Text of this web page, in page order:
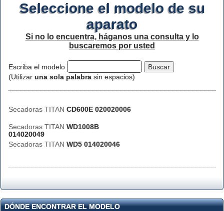
Seleccione el modelo de su
aparato
Si no lo encuentra, háganos una consulta y lo
buscaremos por usted
Escriba el modelo
(Utilizar una sola palabra sin espacios)
Secadoras TITAN CD600E 020020006
Secadoras TITAN WD1008B
014020049
Secadoras TITAN WD5 014020046
DÓNDE ENCONTRAR EL MODELO